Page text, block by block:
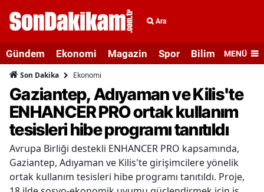
Ara
Gündem Ekonomi Magazin Spor Bilim veMENÜ
Son Dakika Ekonomi
Gaziantep, Adıyaman ve Kilis'te
ENHANCER PRO ortak kullanım
tesisleri hibe programı tanıtıldı
Avrupa Birliği destekli ENHANCER PRO kapsamında,
Gaziantep, Adıyaman ve Kilis'te girişimcilere yönelik
ortak kullanım tesisleri hibe programı tanıtıldı. Proje,